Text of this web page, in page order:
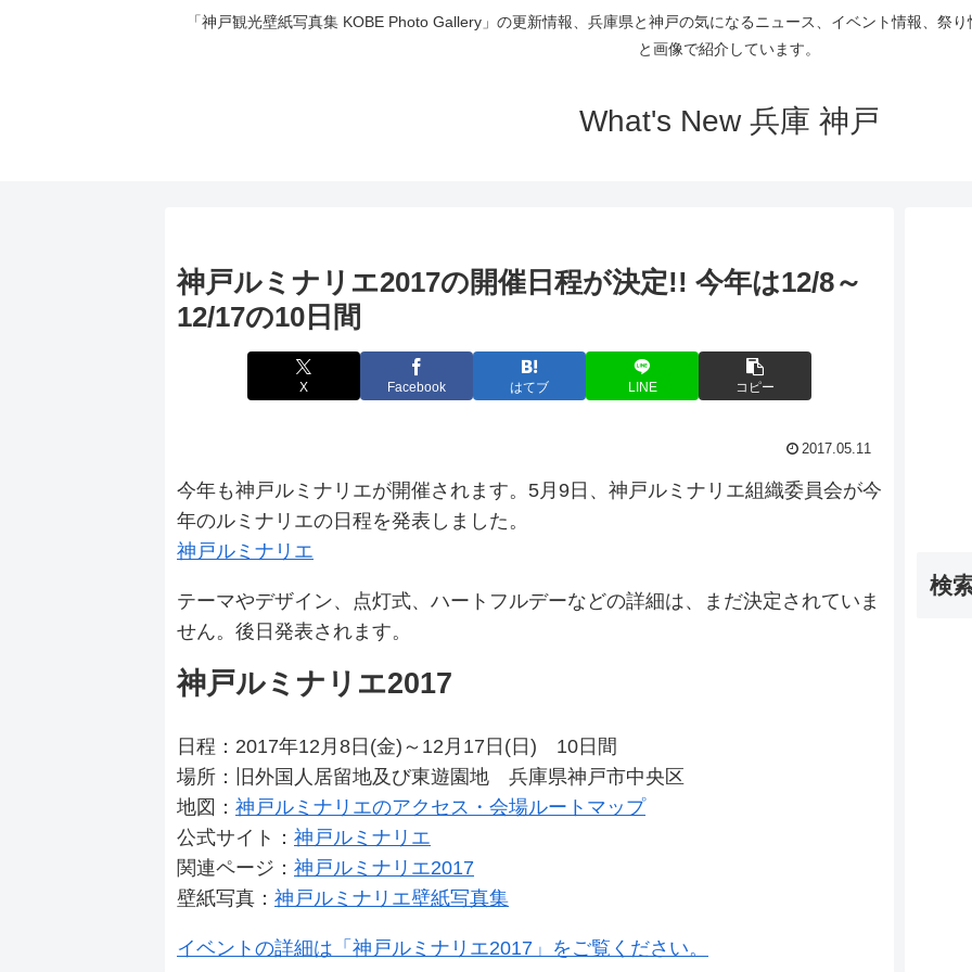
「神戸観光壁紙写真集 KOBE Photo Gallery」の更新情報、兵庫県と神戸の気になるニュース、イベント情報、祭
と画像で紹介しています。
What's New 兵庫 神戸
神戸ルミナリエ2017の開催日程が決定!! 今年は12/8～
12/17の10日間
X Facebook はてブ LINE コピー
2017.05.11
今年も神戸ルミナリエが開催されます。5月9日、神戸ルミナリエ組織委員会が今
年のルミナリエの日程を発表しました。
神戸ルミナリエ
テーマやデザイン、点灯式、ハートフルデーなどの詳細は、まだ決定されていま
せん。後日発表されます。
神戸ルミナリエ2017
日程：2017年12月8日(金)～12月17日(日) 10日間
場所：旧外国人居留地及び東遊園地 兵庫県神戸市中央区
地図： 神戸ルミナリエのアクセス・会場ルートマップ
公式サイト： 神戸ルミナリエ
関連ページ： 神戸ルミナリエ2017
壁紙写真： 神戸ルミナリエ壁紙写真集
イベントの詳細は「神戸ルミナリエ2017」をご覧ください。
検